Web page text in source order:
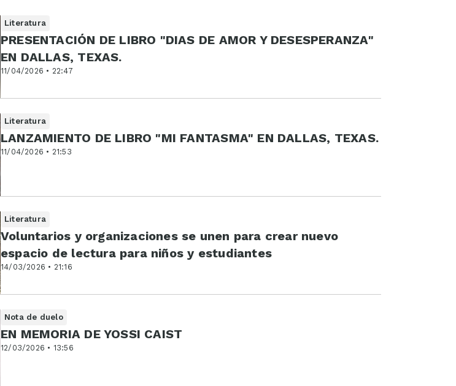
Literatura
11/04/2026 • 22:47
PRESENTACIÓN DE LIBRO "DIAS DE AMOR Y DESESPERANZA"
EN DALLAS, TEXAS.
Literatura
11/04/2026 • 21:53
LANZAMIENTO DE LIBRO "MI FANTASMA" EN DALLAS, TEXAS.
Literatura
14/03/2026 • 21:16
Voluntarios y organizaciones se unen para crear nuevo
espacio de lectura para niños y estudiantes
Nota de duelo
12/03/2026 • 13:56
EN MEMORIA DE YOSSI CAIST